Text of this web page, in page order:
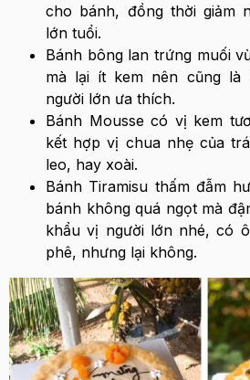
cho bánh, đồng thời giảm
lớn tuổi.
Bánh bông lan trứng muối
mà lại ít kem nên cũng là
người lớn ưa thích.
Bánh Mousse có vị kem
kết hợp vị chua nhẹ của
leo, hay xoài.
Bánh Tiramisu thấm đẫm
bánh không quá ngọt mà
khẩu vị người lớn nhé, có
phê, nhưng lại không.